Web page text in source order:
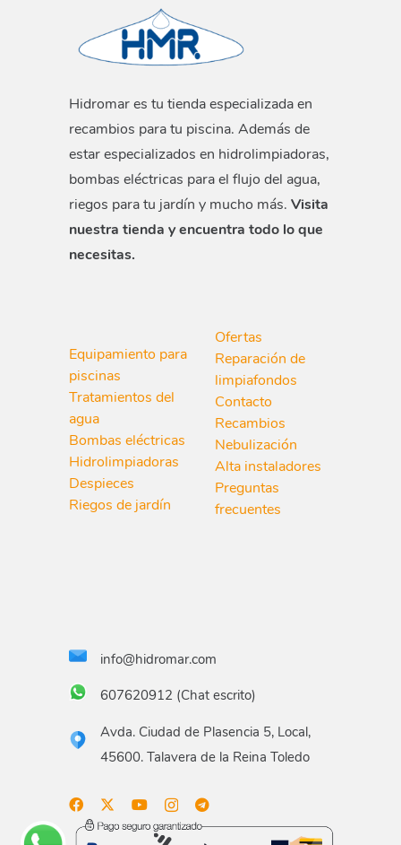
Hidromar es tu tienda especializada en
recambios para tu piscina. Además de
estar especializados en hidrolimpiadoras,
bombas eléctricas para el flujo del agua,
riegos para tu jardín y mucho más. Visita
nuestra tienda y encuentra todo lo que
necesitas.
Equipamiento para
piscinas
Tratamientos del
agua
Bombas eléctricas
Hidrolimpiadoras
Despieces
Riegos de jardín
Ofertas
Reparación de
limpiafondos
Contacto
Recambios
Nebulización
Alta instaladores
Preguntas
frecuentes
info@hidromar.com
607620912 (Chat escrito)
Avda. Ciudad de Plasencia 5, Local,
45600. Talavera de la Reina Toledo